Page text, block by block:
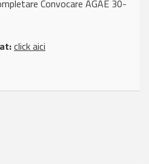
Convocare AGAE 30-
click aici